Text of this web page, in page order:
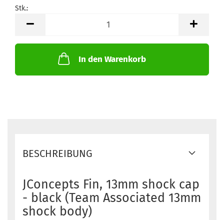
Stk.:
In den Warenkorb
BESCHREIBUNG
JConcepts Fin, 13mm shock cap
- black (Team Associated 13mm
shock body)